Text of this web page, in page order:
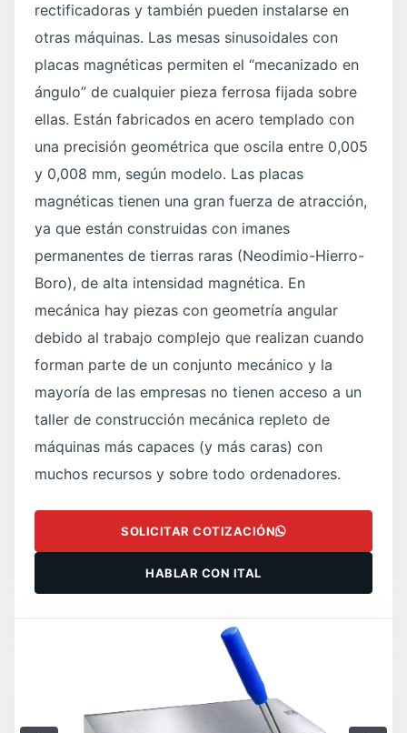
rectificadoras y también pueden instalarse en
otras máquinas. Las mesas sinusoidales con
placas magnéticas permiten el “mecanizado en
ángulo” de cualquier pieza ferrosa fijada sobre
ellas. Están fabricados en acero templado con
una precisión geométrica que oscila entre 0,005
y 0,008 mm, según modelo. Las placas
magnéticas tienen una gran fuerza de atracción,
ya que están construidas con imanes
permanentes de tierras raras (Neodimio-Hierro-
Boro), de alta intensidad magnética. En
mecánica hay piezas con geometría angular
debido al trabajo complejo que realizan cuando
forman parte de un conjunto mecánico y la
mayoría de las empresas no tienen acceso a un
taller de construcción mecánica repleto de
máquinas más capaces (y más caras) con
muchos recursos y sobre todo ordenadores.
SOLICITAR COTIZACIÓN
HABLAR CON ITAL